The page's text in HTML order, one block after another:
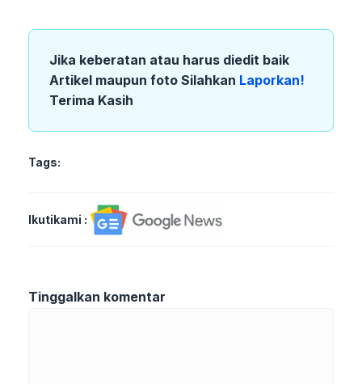
Jika keberatan atau harus diedit baik
Artikel maupun foto Silahkan Laporkan!
Terima Kasih
Tags:
Ikutikami :
Tinggalkan komentar